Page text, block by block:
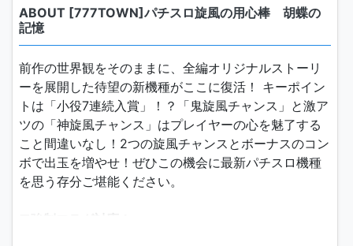
ABOUT [777TOWN]パチスロ旋風の用心棒 胡蝶の
記憶
前作の世界観をそのままに、全編オリジナルストーリ
ーを展開した待望の新機種がここに復活！ キーポイン
トは「小役7連続入賞」！？「鬼旋風チャンス」と激ア
ツの「神旋風チャンス」はプレイヤーの心を魅了する
こと間違いなし！2つの旋風チャンスとボーナスのコン
ボで出玉を増やせ！ぜひこの機会に最新パチスロ機種
を思う存分ご堪能ください。
■強制フラグ対応！